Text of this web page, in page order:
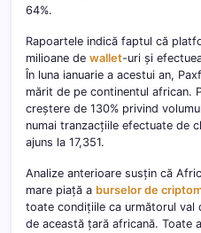
64%.
Rapoartele indică faptul că
milioane de wallet-uri și
În luna ianuarie a acestui an,
mărit de pe continentul african.
creștere de 130% privind
numai tranzacțiile efectuate de
ajuns la 17,351.
Analize anterioare susțin că
mare piață a burselor de
toate condițiile ca următorul val
de această țară africană. Toate